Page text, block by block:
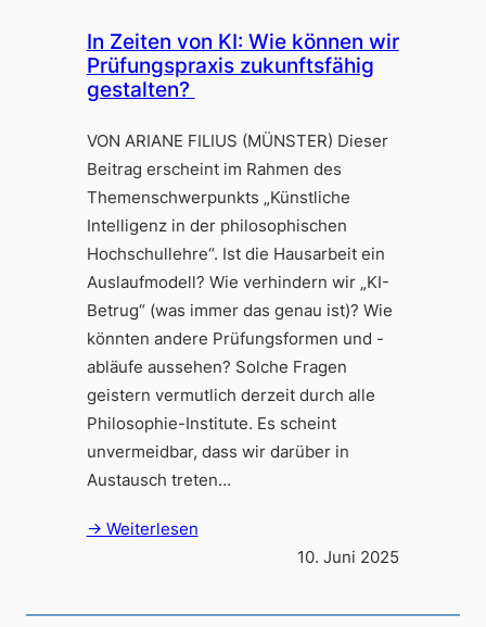
In Zeiten von KI: Wie können wir
Prüfungspraxis zukunftsfähig
gestalten?
VON ARIANE FILIUS (MÜNSTER) Dieser
Beitrag erscheint im Rahmen des
Themenschwerpunkts „Künstliche
Intelligenz in der philosophischen
Hochschullehre“. Ist die Hausarbeit ein
Auslaufmodell? Wie verhindern wir „KI-
Betrug“ (was immer das genau ist)? Wie
könnten andere Prüfungsformen und -
abläufe aussehen? Solche Fragen
geistern vermutlich derzeit durch alle
Philosophie-Institute. Es scheint
unvermeidbar, dass wir darüber in
Austausch treten…
→ Weiterlesen
10. Juni 2025